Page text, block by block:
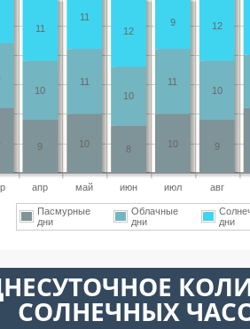
апр май июн июл авг
9
10
8
10
9
10
11
10
11
10
12
9
12
11
11
Пасмурные
дни
Облачные
дни
дни
СОЛНЕЧНЫХ